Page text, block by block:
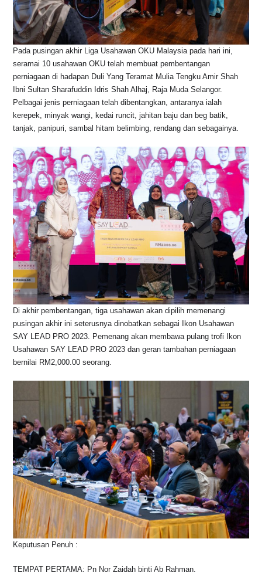
Pada pusingan akhir Liga Usahawan OKU Malaysia pada hari ini,
seramai 10 usahawan OKU telah membuat pembentangan
perniagaan di hadapan Duli Yang Teramat Mulia Tengku Amir Shah
Ibni Sultan Sharafuddin Idris Shah Alhaj, Raja Muda Selangor.
Pelbagai jenis perniagaan telah dibentangkan, antaranya ialah
kerepek, minyak wangi, kedai runcit, jahitan baju dan beg batik,
tanjak, panipuri, sambal hitam belimbing, rendang dan sebagainya.
Di akhir pembentangan, tiga usahawan akan dipilih memenangi
pusingan akhir ini seterusnya dinobatkan sebagai Ikon Usahawan
SAY LEAD PRO 2023. Pemenang akan membawa pulang trofi Ikon
Usahawan SAY LEAD PRO 2023 dan geran tambahan perniagaan
bernilai RM2,000.00 seorang.
Keputusan Penuh :
TEMPAT PERTAMA: Pn Nor Zaidah binti Ab Rahman.